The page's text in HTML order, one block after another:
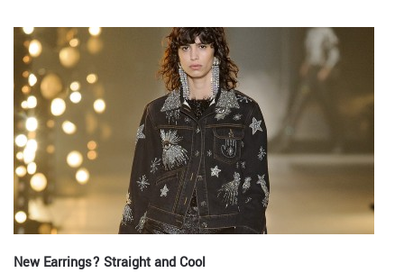
New Earrings? Straight and Cool